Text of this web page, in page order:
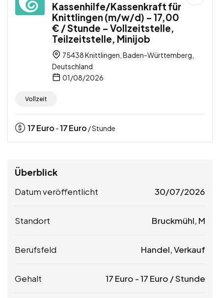
Kassenhilfe/Kassenkraft für
Knittlingen (m/w/d) – 17,00
€ / Stunde – Vollzeitstelle,
Teilzeitstelle, Minijob
75438 Knittlingen, Baden-Württemberg,
Deutschland
01/08/2026
Vollzeit
17Euro -17Euro / Stunde
Überblick
Datum veröffentlicht 30/07/2026
Standort Bruckmühl, M
Berufsfeld Handel, Verkauf
Gehalt 17 Euro -17 Euro / Stunde